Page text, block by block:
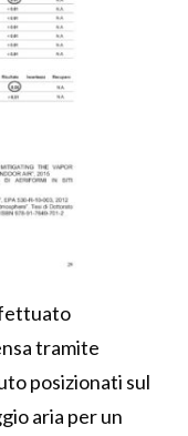
tramite
posizionati sul
aria per un